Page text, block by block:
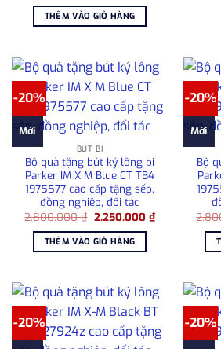
là:
2.800.000 ₫.
THÊM VÀO GIỎ HÀNG
-20%
Mới
BÚT BI
Bộ quà tặng bút ký lông bi
Parker IM X M Blue CT TB4
1975577 cao cấp tặng sếp,
đồng nghiệp, đối tác
2.800.000₫ Giá
là:
2.800.000 ₫.
2.250.000 ₫Giá
hiện
2.250.000 ₫.
THÊM VÀO GIỎ HÀNG
-20%
Mới
Bộ
-20% -20%